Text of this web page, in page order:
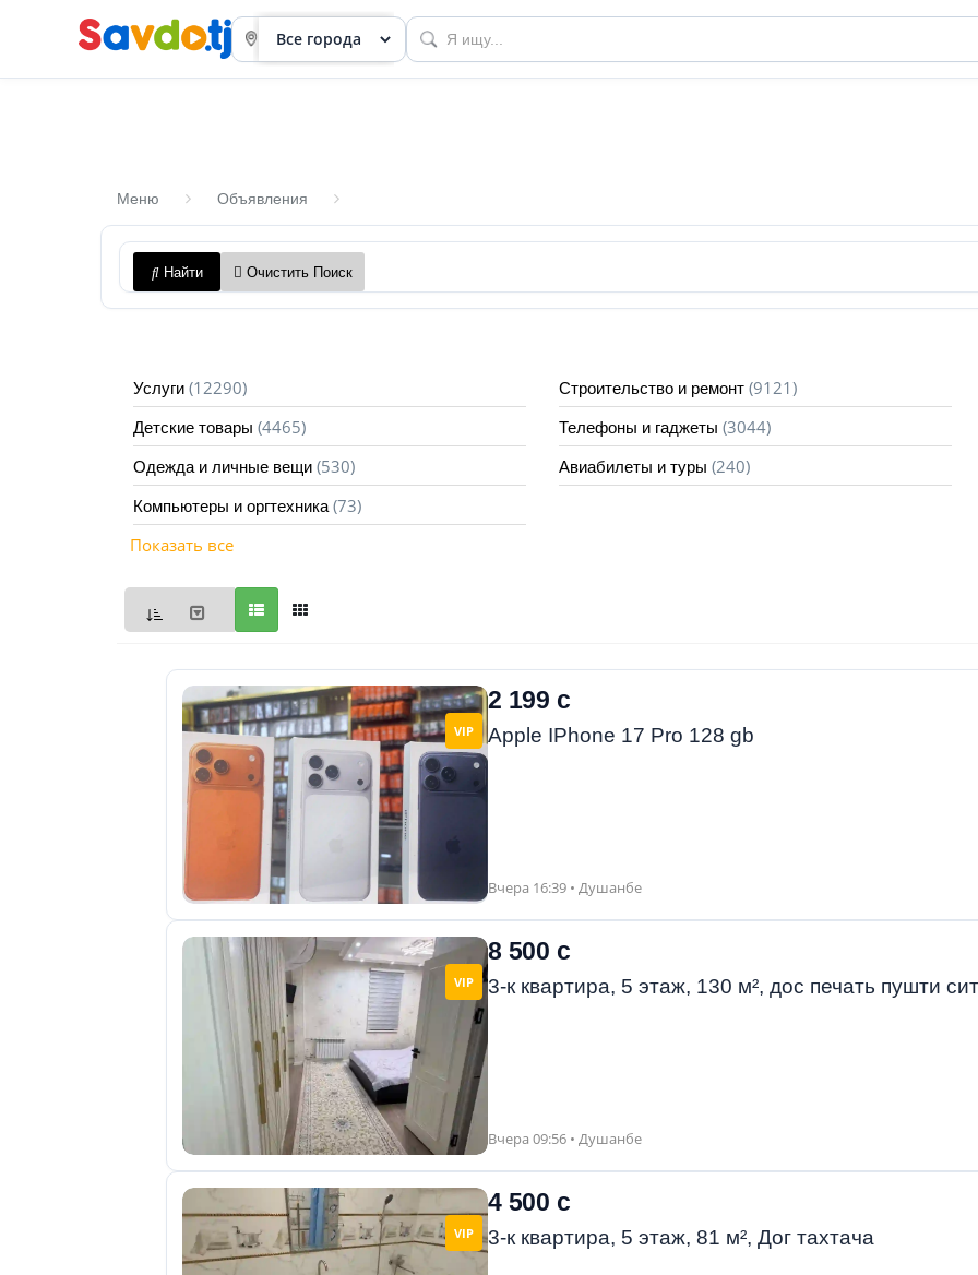
приборов
объявления
Меню Объявления
Найти Очистить Поиск
Услуги (12290) Строительство и ремонт (9121)
Детские товары (4465) Телефоны и гаджеты (3044)
Одежда и личные вещи (530) Авиабилеты и туры (240)
Компьютеры и оргтехника (73)
Показать все
VIP
2 199 с
Apple IPhone 17 Pro 128 gb
Вчера 16:39 • Душанбе
VIP
8 500 с
3-к квартира, 5 этаж, 130 м², дос печать пушти
Вчера 09:56 • Душанбе
VIP
4 500 с
3-к квартира, 5 этаж, 81 м², Дог тахтача